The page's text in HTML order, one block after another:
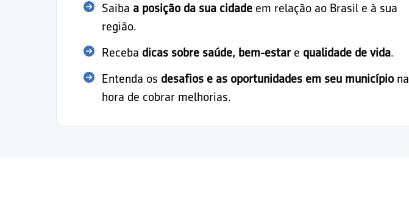
Saiba a posição da sua cidade em relação ao Brasil e à sua
região.
Receba dicas sobre saúde, bem-estare qualidade de vida.
Entenda os desafios e as oportunidades em seu município na
hora de cobrar melhorias.